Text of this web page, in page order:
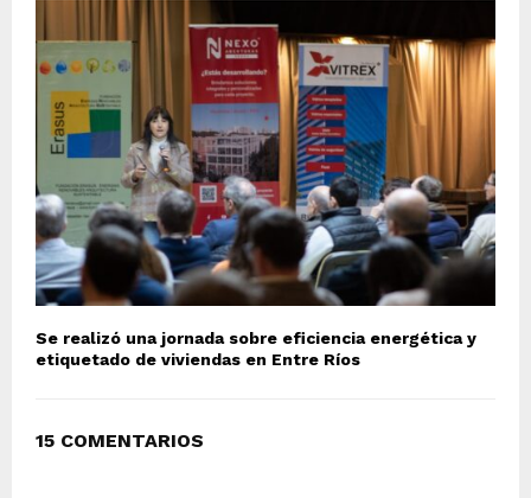
Se realizó una jornada sobre eficiencia energética y
etiquetado de viviendas en Entre Ríos
15 COMENTARIOS